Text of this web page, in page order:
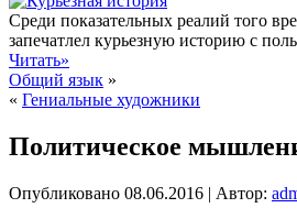
Среди показательных реалий того
запечатлел курьезную историю с
Читать»
Общий язык »
« Гениальные художники
Политическое
Опубликовано 08.06.2016 | Автор: